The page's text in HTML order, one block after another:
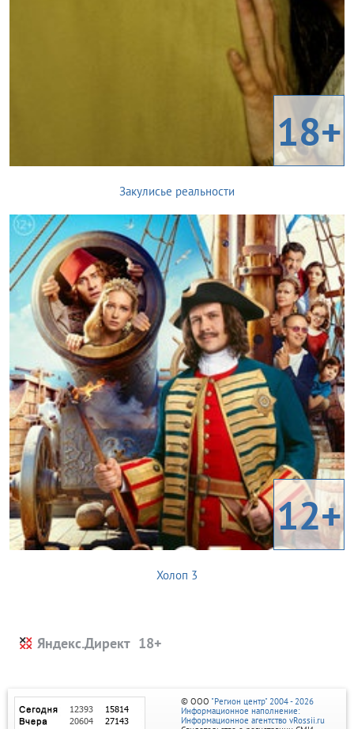
18+
Закулисье реальности
12+
Холоп 3
Яндекс.Директ
© ООО "Регион центр" 2004 - 2026
Информационное наполнение:
Информационное агентство vRossii.ru